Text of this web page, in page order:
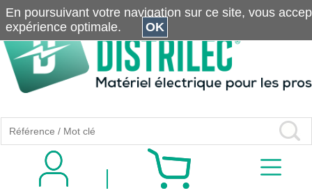
En poursuivant votre navigation sur ce site, vous
expérience optimale.
OK